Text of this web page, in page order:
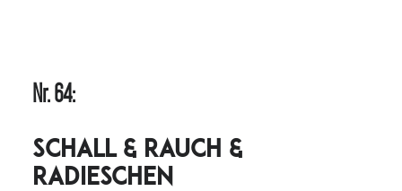
Nr. 64:
Schall & Rauch &
Radieschen